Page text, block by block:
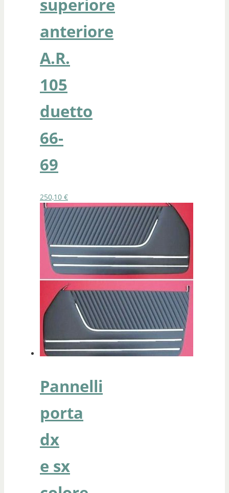
superiore
anteriore
A.R.
105
duetto
66-
69
250,10 €
Pannelli
porta
dx
e sx